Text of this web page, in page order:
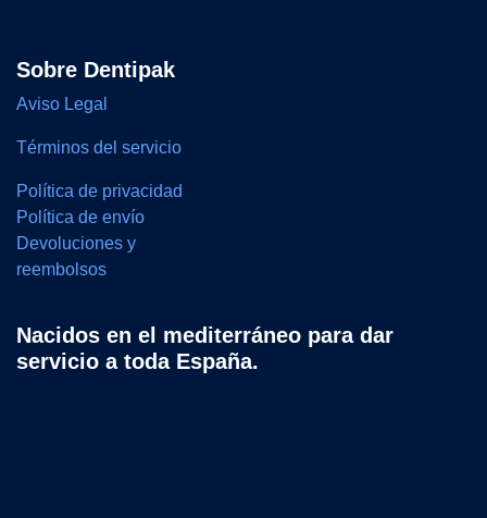
Sobre Dentipak
Aviso Legal
Términos del servicio
Política de privacidad
Política de envío
Devoluciones y
reembolsos
Nacidos en el mediterráneo para dar
servicio a toda España.